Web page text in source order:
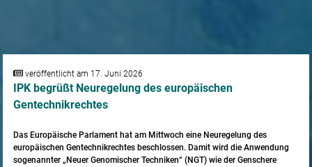
veröffentlicht am 17. Juni 2026
IPK begrüßt Neuregelung des europäischen
Gentechnikrechtes
Das Europäische Parlament hat am Mittwoch eine Neuregelung des
europäischen Gentechnikrechtes beschlossen. Damit wird die Anwendung
sogenannter „Neuer Genomischer Techniken“ (NGT) wie der Genschere